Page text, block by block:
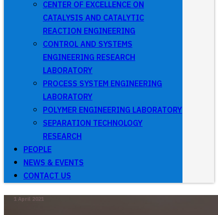
CENTER OF EXCELLENCE ON
CATALYSIS AND CATALYTIC
REACTION ENGINEERING
CONTROL AND SYSTEMS
ENGINEERING RESEARCH
LABORATORY
PROCESS SYSTEM ENGINEERING
LABORATORY
POLYMER ENGINEERING LABORATORY
SEPARATION TECHNOLOGY
RESEARCH
PEOPLE
NEWS & EVENTS
CONTACT US
1 April 2021